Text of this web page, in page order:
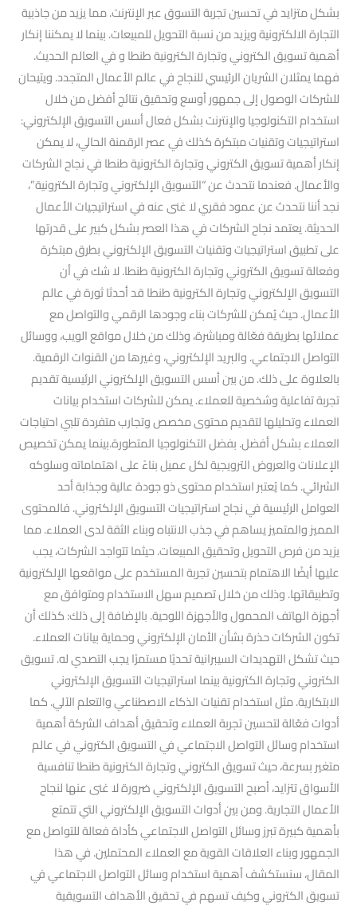
بشكل متزايد في تحسين تجربة التسوق عبر الإنترنت. مما يزيد من جاذبية
التجارة الالكترونية ويزيد من نسبة التحويل للمبيعات. بينما لا يمكننا إنكار
أهمية تسويق الكتروني وتجارة الكترونية طنطا و في العالم الحديث.
فهما يمثلان الشريان الرئيسي للنجاح في عالم الأعمال المتجدد. ويتيحان
للشركات الوصول إلى جمهور أوسع وتحقيق نتائج أفضل من خلال
استخدام التكنولوجيا والإنترنت بشكل فعال أسس التسويق الإلكتروني:
استراتيجيات وتقنيات مبتكرة كذلك في عصر الرقمنة الحالي، لا يمكن
إنكار أهمية تسويق الكتروني وتجارة الكترونية طنطا في نجاح الشركات
والأعمال. فعندما نتحدث عن “التسويق الإلكتروني وتجارة الكترونية”،
نجد أننا نتحدث عن عمود فقري لا غنى عنه في استراتيجيات الأعمال
الحديثة. يعتمد نجاح الشركات في هذا العصر بشكل كبير على قدرتها
على تطبيق استراتيجيات وتقنيات التسويق الإلكتروني بطرق مبتكرة
وفعالة تسويق الكتروني وتجارة الكترونية طنطا. لا شك في أن
التسويق الإلكتروني وتجارة الكترونية طنطا قد أحدثا ثورة في عالم
الأعمال. حيث يُمكن للشركات بناء وجودها الرقمي والتواصل مع
عملائها بطريقة فعّالة ومباشرة، وذلك من خلال مواقع الويب، ووسائل
التواصل الاجتماعي. والبريد الإلكتروني، وغيرها من القنوات الرقمية.
بالعلاوة على ذلك. من بين أسس التسويق الإلكتروني الرئيسية تقديم
تجربة تفاعلية وشخصية للعملاء. يمكن للشركات استخدام بيانات
العملاء وتحليلها لتقديم محتوى مخصص وتجارب متفردة تلبي احتياجات
العملاء بشكل أفضل. بفضل التكنولوجيا المتطورة.بينما يمكن تخصيص
الإعلانات والعروض الترويجية لكل عميل بناءً على اهتماماته وسلوكه
الشرائي. كما يُعتبر استخدام محتوى ذو جودة عالية وجذابة أحد
العوامل الرئيسية في نجاح استراتيجيات التسويق الإلكتروني. فالمحتوى
المميز والمتميز يساهم في جذب الانتباه وبناء الثقة لدى العملاء. مما
يزيد من فرص التحويل وتحقيق المبيعات. حيثما تتواجد الشركات، يجب
عليها أيضًا الاهتمام بتحسين تجربة المستخدم على مواقعها الإلكترونية
وتطبيقاتها. وذلك من خلال تصميم سهل الاستخدام ومتوافق مع
أجهزة الهاتف المحمول والأجهزة اللوحية. بالإضافة إلى ذلك: كذلك أن
تكون الشركات حذرة بشأن الأمان الإلكتروني وحماية بيانات العملاء.
حيث تشكل التهديدات السيبرانية تحديًا مستمرًا يجب التصدي له. تسويق
الكتروني وتجارة الكترونية بينما استراتيجيات التسويق الإلكتروني
الابتكارية. مثل استخدام تقنيات الذكاء الاصطناعي والتعلم الآلي. كما
أدوات فعّالة لتحسين تجربة العملاء وتحقيق أهداف الشركة أهمية
استخدام وسائل التواصل الاجتماعي في التسويق الكتروني في عالم
متغير بسرعة، حيث تسويق الكتروني وتجارة الكترونية طنطا تنافسية
الأسواق تتزايد، أصبح التسويق الإلكتروني ضرورة لا غنى عنها لنجاح
الأعمال التجارية. ومن بين أدوات التسويق الإلكتروني التي تتمتع
بأهمية كبيرة تبرز وسائل التواصل الاجتماعي كأداة فعالة للتواصل مع
الجمهور وبناء العلاقات القوية مع العملاء المحتملين. في هذا
المقال، سنستكشف أهمية استخدام وسائل التواصل الاجتماعي في
تسويق الكتروني وكيف تسهم في تحقيق الأهداف التسويقية